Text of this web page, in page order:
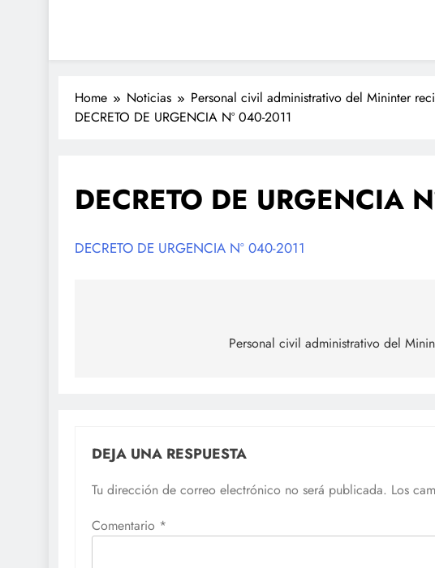
Home Noticias
Personal civil administrativo del Mininter
DECRETO DE URGENCIA Nº 040-2011
DECRETO DE URGENCIA
DECRETO DE URGENCIA Nº 040-2011
Personal civil administrativo del
DEJA UNA RESPUESTA
Tu dirección de correo electrónico no será publicada. Los
Comentario *